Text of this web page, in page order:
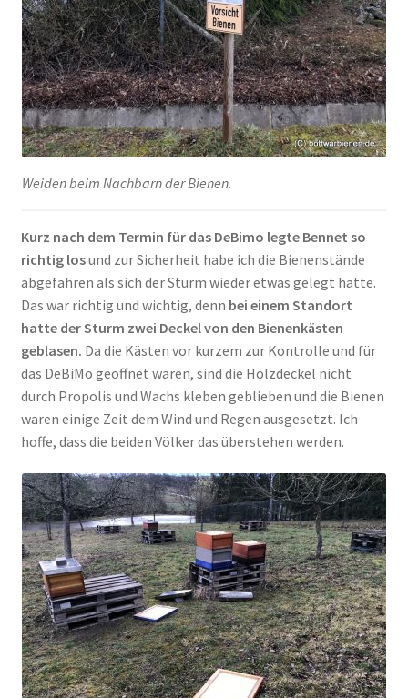
Weiden beim Nachbarn der Bienen.
Kurz nach dem Termin für das DeBimo legte Bennet so
richtig losund zur Sicherheit habe ich die Bienenstände
abgefahren als sich der Sturm wieder etwas gelegt hatte.
Das war richtig und wichtig, denn bei einem Standort
hatte der Sturm zwei Deckel von den Bienenkästen
geblasen. Da die Kästen vor kurzem zur Kontrolle und für
das DeBiMo geöffnet waren, sind die Holzdeckel nicht
durch Propolis und Wachs kleben geblieben und die Bienen
waren einige Zeit dem Wind und Regen ausgesetzt. Ich
hoffe, dass die beiden Völker das überstehen werden.